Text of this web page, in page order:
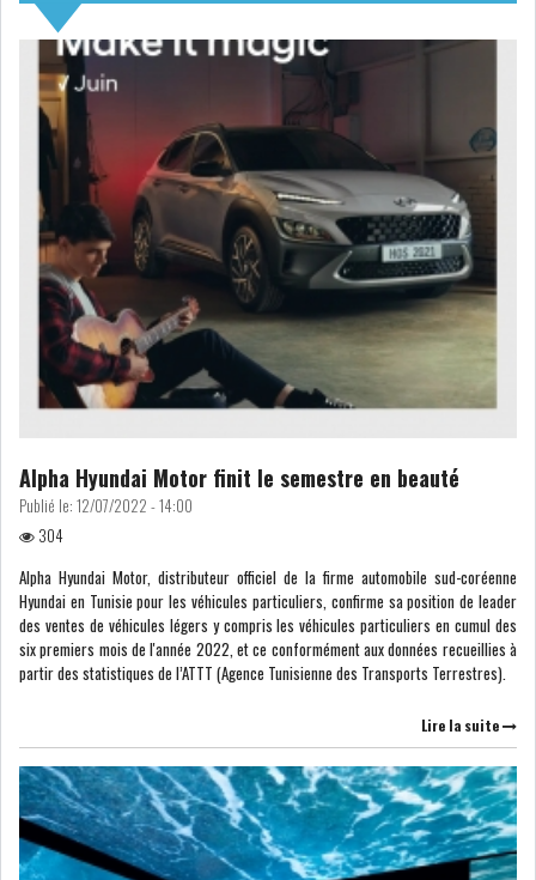
NOMINATIONS NOTATION
PRIVATISATION & OPV RAPPORTS DE GESTION
INDICATEURS
INTERMÉDIAIRES
DIVERS
OPINION ANALYSE MARCHÉ
SONDAGES
COMMUNIQUÉS DE
LE CMF ET LA BANQUE DE
FRANCE RENFORCENT...
ADMINISTRATEURS...
L’ATB RENFORCE SON
ENGAGEMENT AUPRÈS DES...
Alpha Hyundai Motor finit le semestre en beauté
Publié le: 12/07/2022 - 14:00
304
Alpha Hyundai Motor, distributeur officiel de la firme automobile sud-coréenne
Hyundai en Tunisie pour les véhicules particuliers, confirme sa position de leader
des ventes de véhicules légers y compris les véhicules particuliers en cumul des
six premiers mois de l'année 2022, et ce conformément aux données recueillies à
partir des statistiques de l’ATTT (Agence Tunisienne des Transports Terrestres).
Lire la suite